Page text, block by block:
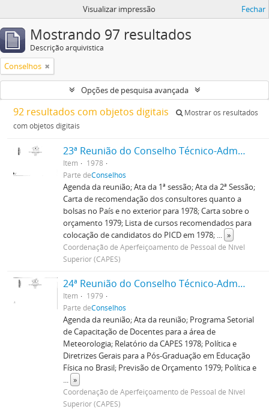
Visualizar impressão Fechar
Mostrando 97 resultados
Descrição arquivística
Conselhos
Opções de pesquisa avançada
92 resultados com objetos digitais
Mostrar os resultados
com objetos digitais
23ª Reunião do Conselho Técnico-Administrativo
Item
1978
Parte deConselhos
Agenda da reunião; Ata da 1ª sessão; Ata da 2ª Sessão;
Carta de recomendação dos consultores quanto a
bolsas no País e no exterior para 1978; Carta sobre o
orçamento 1979; Lista de cursos recomendados para
colocação de candidatos do PICD em 1978; ... »
Coordenação de Aperfeiçoamento de Pessoal de Nível
Superior (CAPES)
24ª Reunião do Conselho Técnico-Administrativo
Item
1979
Parte deConselhos
Agenda da reunião; Ata da reunião; Programa Setorial
de Capacitação de Docentes para a área de
Meteorologia; Relatório da CAPES 1978; Política e
Diretrizes Gerais para a Pós-Graduação em Educação
Física no Brasil; Previsão de Orçamento 1979; Política e
... »
Coordenação de Aperfeiçoamento de Pessoal de Nível
Superior (CAPES)